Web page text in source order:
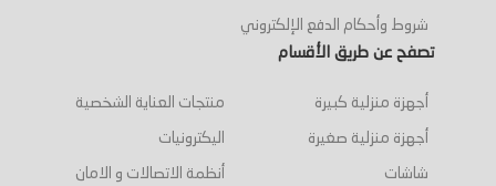
شروط وأحكام الدفع الإلكتروني
تصفح عن طريق الأقسام
أجهزة منزلية كبيرة
أجهزة منزلية صغيرة
شاشات
منتجات العناية الشخصية
اليكترونيات
أنظمة الاتصالات و الامان